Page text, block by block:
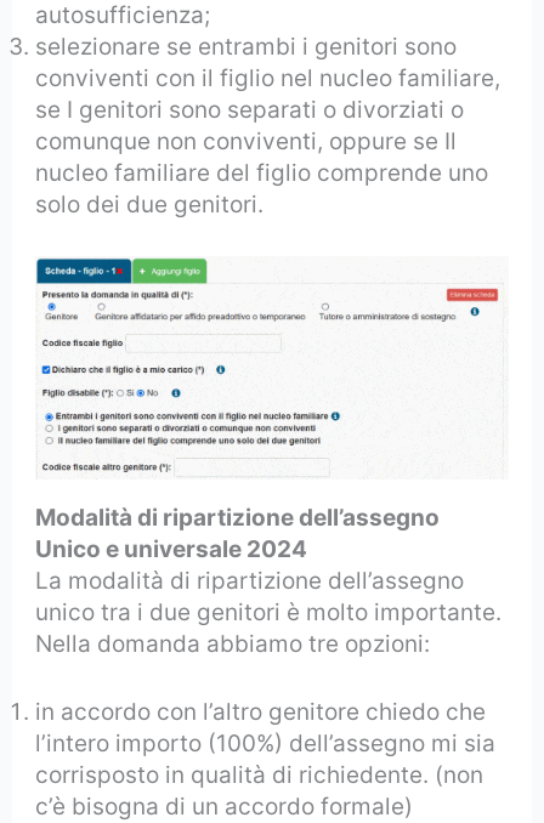
autosufficienza;
selezionare se entrambi i genitori sono
conviventi con il figlio nel nucleo familiare,
se I genitori sono separati o divorziati o
comunque non conviventi, oppure se Il
nucleo familiare del figlio comprende uno
solo dei due genitori.
Modalità di ripartizione dell’assegno
Unico e universale 2024
La modalità di ripartizione dell’assegno
unico tra i due genitori è molto importante.
Nella domanda abbiamo tre opzioni:
in accordo con l’altro genitore chiedo che
l’intero importo (100%) dell’assegno mi sia
corrisposto in qualità di richiedente. (non
c’è bisogna di un accordo formale)